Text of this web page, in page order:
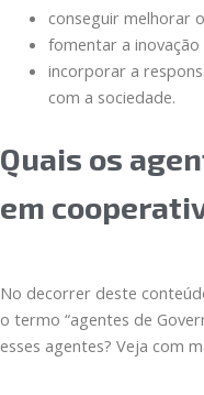
conseguir melhorar
fomentar a
incorporar a
com a sociedade.
Quais os
em
No decorrer deste
o termo “agentes de
esses agentes? Veja com